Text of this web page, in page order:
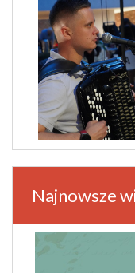
Najnowsze